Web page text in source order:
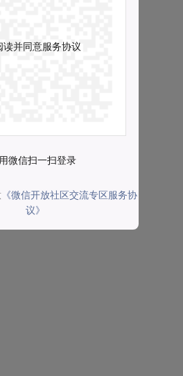
读并同意服务协议
微信扫一扫登录
《微信开放社区交流专区服务协
议》